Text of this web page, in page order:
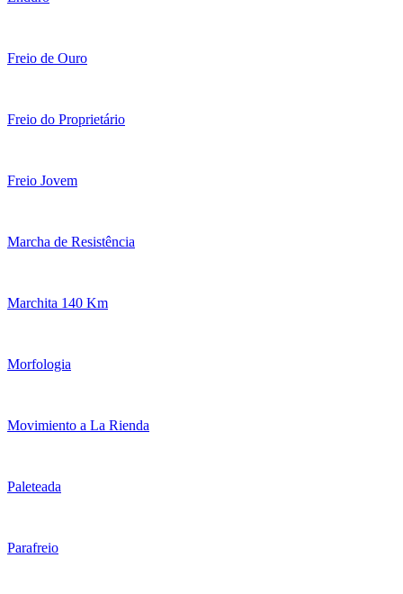
Freio de Ouro
Freio do Proprietário
Freio Jovem
Marcha de Resistência
Marchita 140 Km
Morfologia
Movimiento a La Rienda
Paleteada
Parafreio